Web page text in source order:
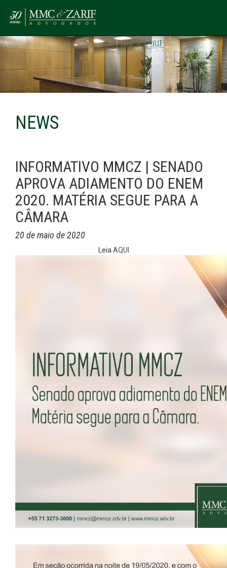
NEWS
INFORMATIVO MMCZ | SENADO
APROVA ADIAMENTO DO ENEM
2020. MATÉRIA SEGUE PARA A
CÂMARA
20 de maio de 2020
Leia AQUI